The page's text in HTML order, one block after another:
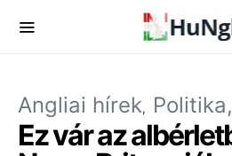
Angliai hírek
Ez vár az